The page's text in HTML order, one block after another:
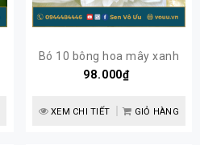
Bó 10 bông hoa mây xanh
(Green Cloud)
98.000₫
XEM CHI TIẾT GIỎ HÀNG